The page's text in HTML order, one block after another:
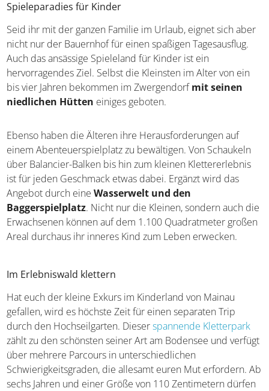
Putzige Inselbewohner kennenlernen
Spieleparadies für Kinder
aber nicht nur der Bauernhof für einen spaßigen
Tagesausflug. Auch das ansässige Spieleland für Kinder ist
ein hervorragendes Ziel. Selbst die Kleinsten im Alter von
ein bis vier Jahren bekommen im Zwergendorfmit
seinen niedlichen Hütteneiniges geboten.
Ebenso haben die Älteren ihre Herausforderungen auf
einem Abenteuerspielplatz zu bewältigen. Von Schaukeln
ist für jeden Geschmack etwas dabei. Ergänzt wird das
Baggerspielplatz. Nicht nur die Kleinen, sondern auch
die Erwachsenen können auf dem 1.100 Quadratmeter
großen Areal durchaus ihr inneres Kind zum Leben
erwecken.
Im Erlebniswald klettern